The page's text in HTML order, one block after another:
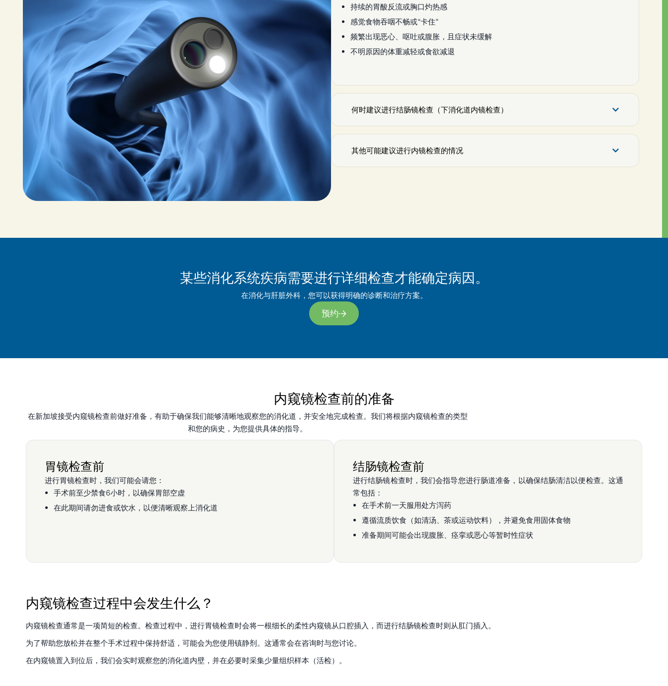
持续的胃酸反流或胸口灼热感
感觉食物吞咽不畅或“卡住”
频繁出现恶心、呕吐或腹胀，且症状未缓解
不明原因的体重减轻或食欲减退
何时建议进行结肠镜检查（下消化道内镜检查）
其他可能建议进行内镜检查的情况
某些消化系统疾病需要进行详细检查才能确定病因。
在消化与肝脏外科，您可以获得明确的诊断和治疗方案。
预约
内窥镜检查前的准备
在新加坡接受内窥镜检查前做好准备，有助于确保我们能够清晰地观察您的消化道，并安全地完成检查。我们将根据内窥镜检查的类型
和您的病史，为您提供具体的指导。
胃镜检查前
进行胃镜检查时，我们可能会请您：
手术前至少禁食6小时，以确保胃部空虚
在此期间请勿进食或饮水，以便清晰观察上消化道
结肠镜检查前
进行结肠镜检查时，我们会指导您进行肠道准备，以确保结肠清洁以便检查。这通
常包括：
在手术前一天服用处方泻药
遵循流质饮食（如清汤、茶或运动饮料），并避免食用固体食物
准备期间可能会出现腹胀、痉挛或恶心等暂时性症状
内窥镜检查过程中会发生什么？
内窥镜检查通常是一项简短的检查。检查过程中，进行胃镜检查时会将一根细长的柔性内窥镜从口腔插入，而进行结肠镜检查时则从肛门插入。
为了帮助您放松并在整个手术过程中保持舒适，可能会为您使用镇静剂。这通常会在咨询时与您讨论。
在内窥镜置入到位后，我们会实时观察您的消化道内壁，并在必要时采集少量组织样本（活检）。